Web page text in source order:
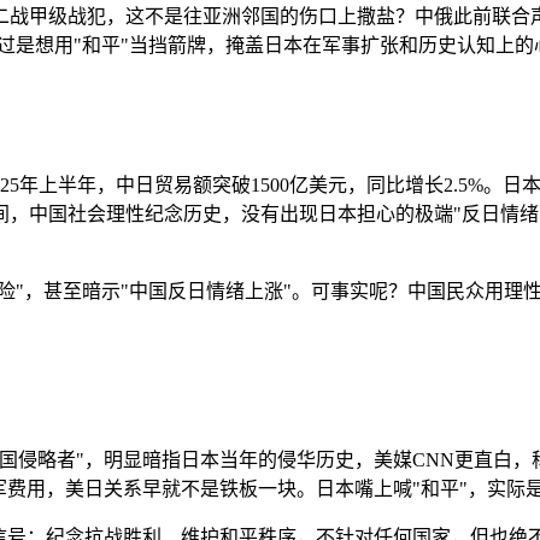
甲级战犯，这不是往亚洲邻国的伤口上撒盐？中俄此前联
想用"和平"当挡箭牌，掩盖日本在军事扩张和历史认知上的
年上半年，中日贸易额突破1500亿美元，同比增长2.5%。
中国社会理性纪念历史，没有出现日本担心的极端"反日情
，甚至暗示"中国反日情绪上涨"。可事实呢？中国民众用理
侵略者"，明显暗指日本当年的侵华历史，美媒CNN更直白
用，美日关系早就不是铁板一块。日本嘴上喊"和平"，实际